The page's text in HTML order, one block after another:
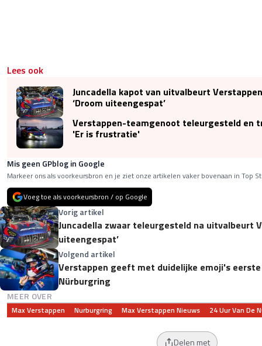
Lees ook
Juncadella kapot van uitvalbeurt
‘Droom uiteengespat’
Verstappen-teamgenoot teleurgesteld en
'Er is frustratie'
Mis geen GPblog in Google
Markeer ons als voorkeursbron en je ziet onze artikelen vaker bovenaan in Top
Voeg toe als voorkeursbron / op Google
Vorig artikel
Juncadella zwaar teleurgesteld na uitvalbeurt
uiteengespat’
Volgend artikel
Verstappen geeft met duidelijke emoji's
Nürburgring
MEER OVER
Max Verstappen Nurburgring Max Verstappen Nieuws 24 Uur Van De
Delen met